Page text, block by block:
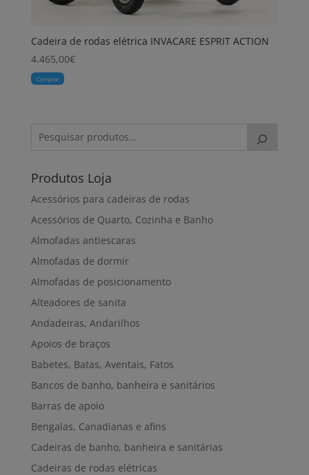
Cadeira de rodas elétrica INVACARE ESPRIT ACTION
4.465,00€
Comprar
Produtos Loja
Acessórios para cadeiras de rodas
Acessórios de Quarto, Cozinha e Banho
Almofadas antiescaras
Almofadas de dormir
Almofadas de posicionamento
Alteadores de sanita
Andadeiras, Andarilhos
Apoios de braços
Babetes, Batas, Aventais, Fatos
Bancos de banho, banheira e sanitários
Barras de apoio
Bengalas, Canadianas e afins
Cadeiras de banho, banheira e sanitárias
Cadeiras de rodas elétricas